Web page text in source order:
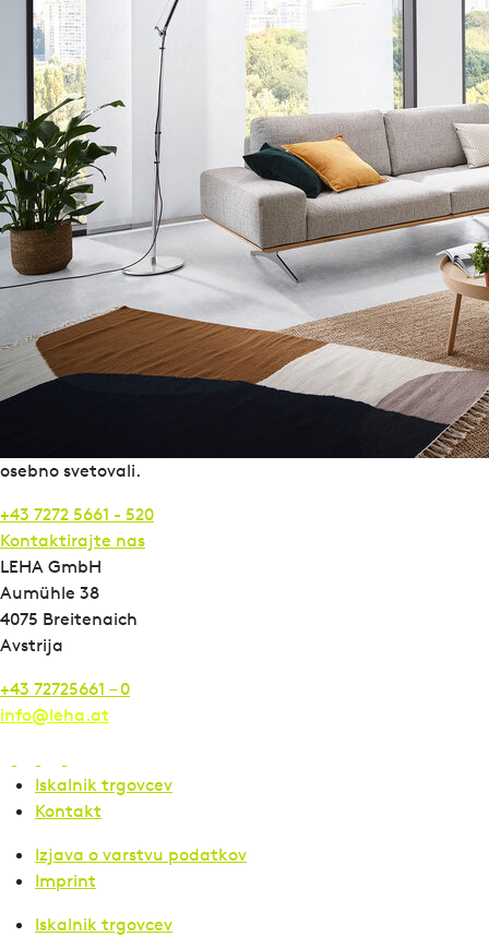
To so prednosti proizvodov LEHA
5 let garancije
Izdelano po meri v Avstriji
Celovito znanje in izkušnje
Svetovanje naše strokovne ekipe
Imate še vprašanja?
Ste arhitekt, izvajalec ali specialist za načrtovanje in imate
trenutni projekt? Naši sodelavci vam bodo z veseljem
osebno svetovali.
+43 7272 5661 - 520
Kontaktirajte nas
LEHA GmbH
Aumühle 38
4075 Breitenaich
Avstrija
+43 72725661 – 0
info@leha.at
Iskalnik trgovcev
Kontakt
Izjava o varstvu podatkov
Imprint
Iskalnik trgovcev